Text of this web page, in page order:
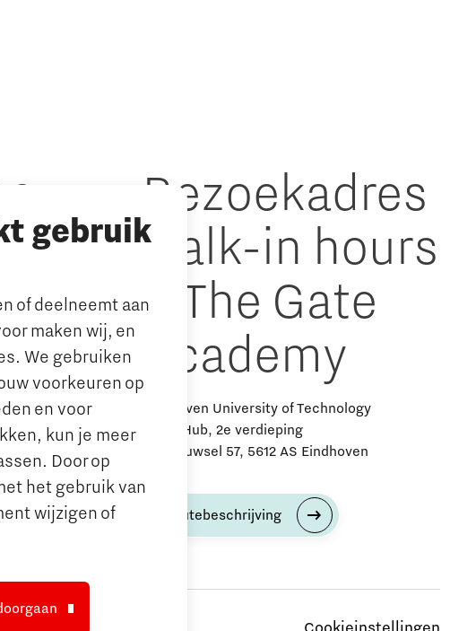
gebruik
of deelneemt aan
maken wij, en
We gebruiken
voorkeuren op
en voor
kun je meer
Door op
het gebruik van
wijzigen of
Bezoekadres
walk-in hours
& The Gate
Academy
Eindhoven University of Technology
Alpha Hub, 2e verdieping
Het Eeuwsel 57, 5612 AS Eindhoven
Routebeschrijving